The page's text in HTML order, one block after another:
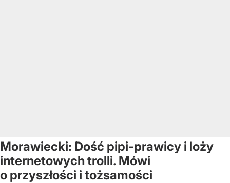
Morawiecki: Dość pipi-prawicy i loży
internetowych trolli. Mówi
o przyszłości i tożsamości